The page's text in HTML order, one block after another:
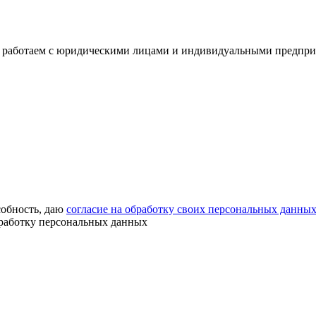
с юридическими лицами и индивидуальными
даю согласие на обработку своих персональных данных
персональных данных